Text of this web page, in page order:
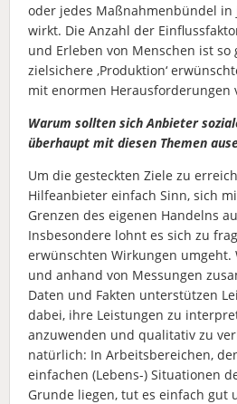
oder jedes Maßnahmenbündel
wirkt. Die Anzahl der
und Erleben von Menschen ist so
zielsichere ‚Produktion‘
mit enormen Herausforderungen
Warum sollten sich Anbieter
überhaupt mit diesen Themen
Um die gesteckten Ziele zu
Hilfeanbieter einfach Sinn, sich
Grenzen des eigenen Handelns
Insbesondere lohnt es sich zu
erwünschten Wirkungen
und anhand von Messungen
Daten und Fakten unterstützen
dabei, ihre Leistungen zu
anzuwenden und qualitativ zu
natürlich: In Arbeitsbereichen,
einfachen (Lebens-) Situationen
Grunde liegen, tut es einfach gut